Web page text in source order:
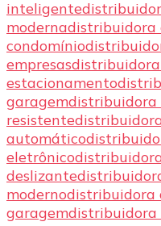
inteligente
modernadistribuidora
condomínio
empresas
estacionamento
garagemdistribuidora
resistente
automático
eletrônico
deslizante
modernodistribuidora
garagemdistribuidora